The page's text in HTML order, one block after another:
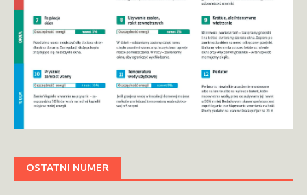
OSTATNI NUMER